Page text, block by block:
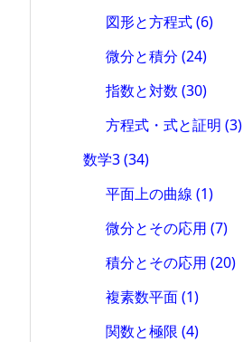
図形と方程式(6)
微分と積分(24)
指数と対数(30)
方程式・式と証明(3)
数学3(34)
平面上の曲線(1)
微分とその応用(7)
積分とその応用(20)
複素数平面(1)
関数と極限(4)